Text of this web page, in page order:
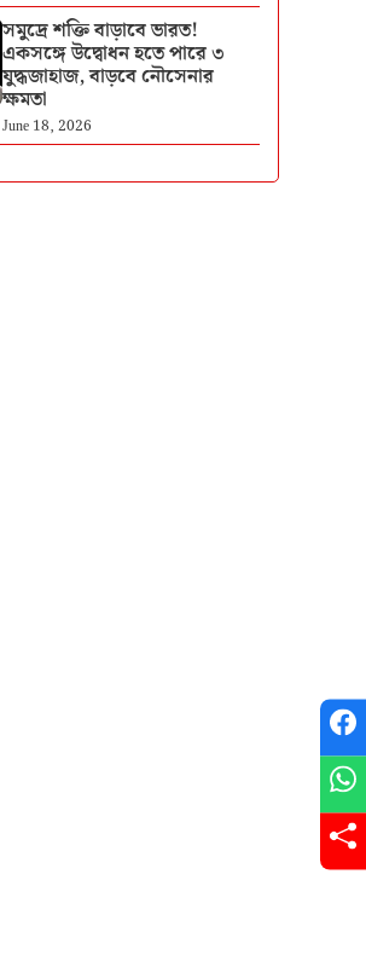
সমুদ্রে শক্তি বাড়াবে ভারত!
একসঙ্গে উদ্বোধন হতে পারে ৩
যুদ্ধজাহাজ, বাড়বে নৌসেনার
ক্ষমতা
June 18, 2026